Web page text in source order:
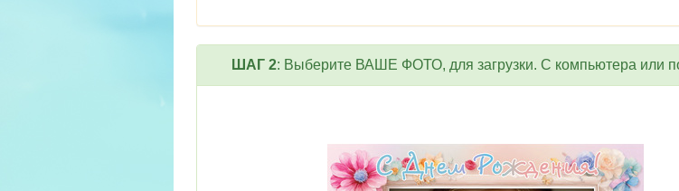
ШАГ 2: Выберите ВАШЕ ФОТО, для загрузки. С компьютера или